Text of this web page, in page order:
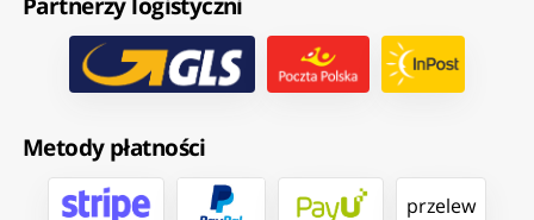
Metody płatności
przelew